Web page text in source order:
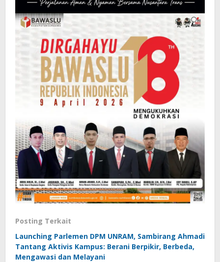
Posting Terkait
Launching Parlemen DPM UNRAM, Sambirang Ahmadi
Tantang Aktivis Kampus: Berani Berpikir, Berbeda,
Mengawasi dan Melayani